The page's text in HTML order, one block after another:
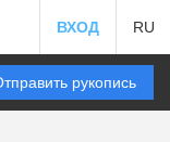
ВХОД RU
рукопись